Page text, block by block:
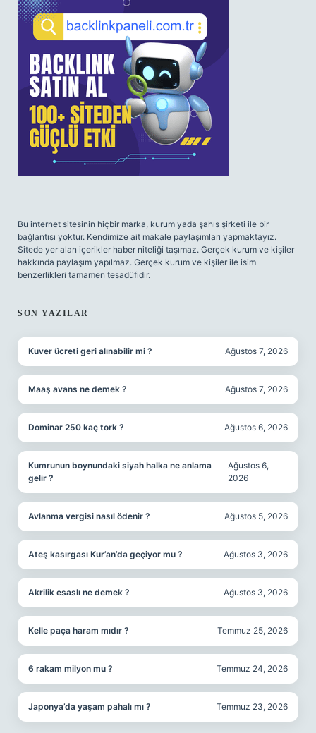
Bu internet sitesinin hiçbir marka, kurum yada şahıs şirketi ile bir
bağlantısı yoktur. Kendimize ait makale paylaşımları yapmaktayız.
Sitede yer alan içerikler haber niteliği taşımaz. Gerçek kurum ve kişiler
hakkında paylaşım yapılmaz. Gerçek kurum ve kişiler ile isim
benzerlikleri tamamen tesadüfidir.
SON YAZILAR
Kuver ücreti geri alınabilir mi ? Ağustos 7, 2026
Maaş avans ne demek ? Ağustos 7, 2026
Dominar 250 kaç tork ? Ağustos 6, 2026
Kumrunun boynundaki siyah halka ne anlama
gelir ?
Ağustos 6,
2026
Avlanma vergisi nasıl ödenir ? Ağustos 5, 2026
Ateş kasırgası Kur’an’da geçiyor mu ? Ağustos 3, 2026
Akrilik esaslı ne demek ? Ağustos 3, 2026
Kelle paça haram mıdır ? Temmuz 25, 2026
6 rakam milyon mu ? Temmuz 24, 2026
Japonya’da yaşam pahalı mı ? Temmuz 23, 2026